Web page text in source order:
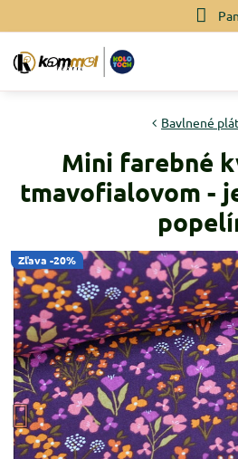
Zľava -20%
Bavlnené
Mini farebné
tmavofialovom -